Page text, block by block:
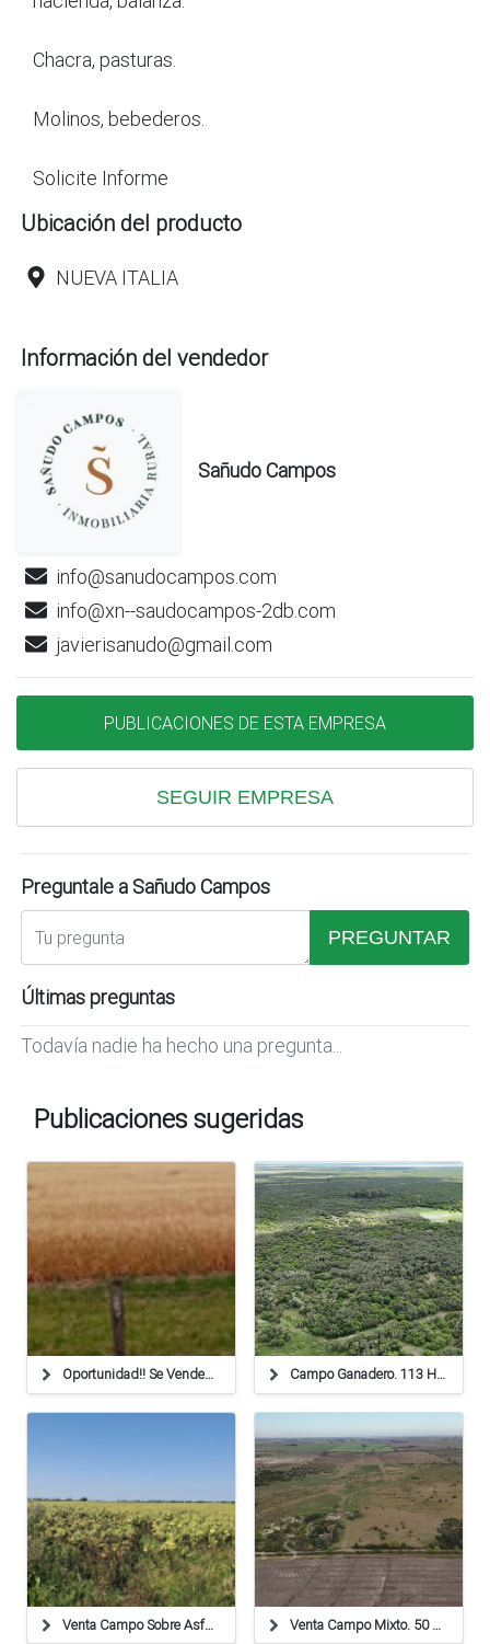
Chacra, pasturas.
Molinos, bebederos.
Solicite Informe
Ubicación del producto
NUEVA ITALIA
Información del vendedor
Sañudo Campos
info@sanudocampos.com
info@xn--saudocampos-2db.com
javierisanudo@gmail.com
PUBLICACIONES DE ESTA EMPRESA
SEGUIR EMPRESA
Preguntale a Sañudo Campos
PREGUNTAR
Últimas preguntas
Todavía nadie ha hecho una pregunta...
Publicaciones sugeridas
Oportunidad!! Se Venden 72 Has Agricolas. Suelo 1! Campo Ganadero. 113 Ha. La Cabral, Santa Fe
Venta Campo Sobre Asfalto Venta Campo Mixto. 50 Ha. Calchaquí, Santa Fe.